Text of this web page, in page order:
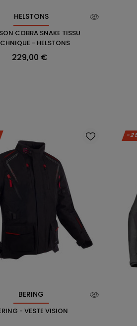
HELSTONS
COBRA SNAKE TISSU
- HELSTONS
Prix
229,00 €
BERING
- VESTE VISION
-